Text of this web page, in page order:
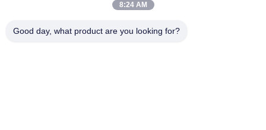
Purificador terminal del aire de la fan de la caja del filtro de
8:24 AM
Good day, what product are you looking for?